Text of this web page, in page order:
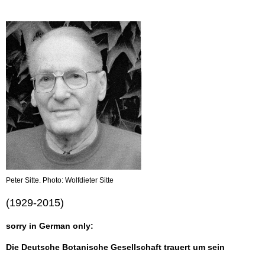
Peter Sitte. Photo: Wolfdieter Sitte
(1929-2015)
sorry in German only:
Die Deutsche Botanische Gesellschaft trauert um sein